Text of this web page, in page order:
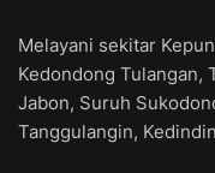
Melayani sekitar
Kedondong Tulangan,
Jabon, Suruh
Tanggulangin,